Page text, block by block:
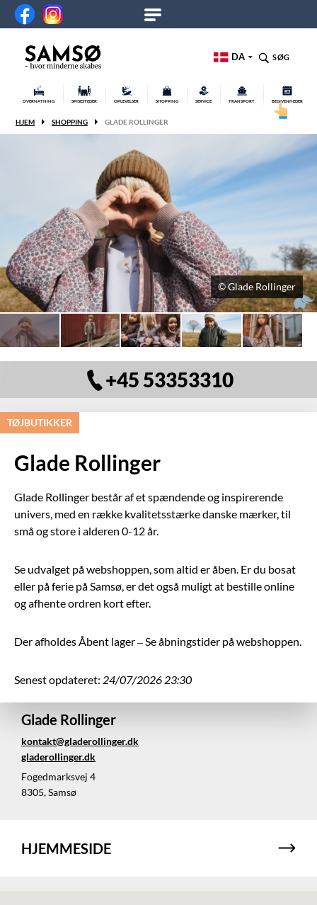
DA SØG
OVERNATNING SPISESTEDER OPLEVELSER SHOPPING SERVICE TRANSPORT BEGIVENHEDER
HJEM SHOPPING GLADE ROLLINGER
© Glade Rollinger
+45 53353310
TØJBUTIKKER
Glade Rollinger
Glade Rollinger består af et spændende og inspirerende
univers, med en række kvalitetsstærke danske mærker, til
små og store i alderen 0-12 år.
Se udvalget på webshoppen, som altid er åben. Er du bosat
eller på ferie på Samsø, er det også muligt at bestille online
og afhente ordren kort efter.
Der afholdes Åbent lager – Se åbningstider på webshoppen.
Senest opdateret: 24/07/2026 23:30
Glade Rollinger
kontakt@gladerollinger.dk
gladerollinger.dk
Fogedmarksvej 4
8305, Samsø
HJEMMESIDE